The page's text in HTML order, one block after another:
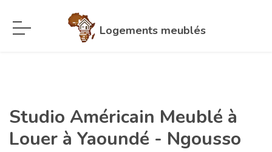
Logements meublés
Studio Américain Meublé à
Louer à Yaoundé - Ngousso